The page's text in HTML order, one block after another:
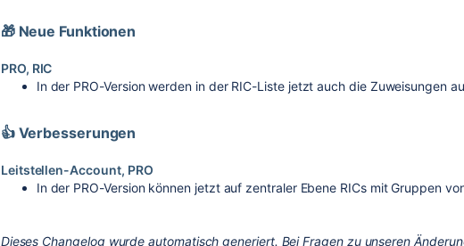
🎁 Neue Funktionen
PRO, RIC
In der PRO-Version werden in der RIC-Liste jetzt auch die Zuweisungen
👍 Verbesserungen
Leitstellen-Account, PRO
In der PRO-Version können jetzt auf zentraler Ebene RICs mit Gruppen
Dieses Changelog wurde automatisch generiert. Bei Fragen zu unseren